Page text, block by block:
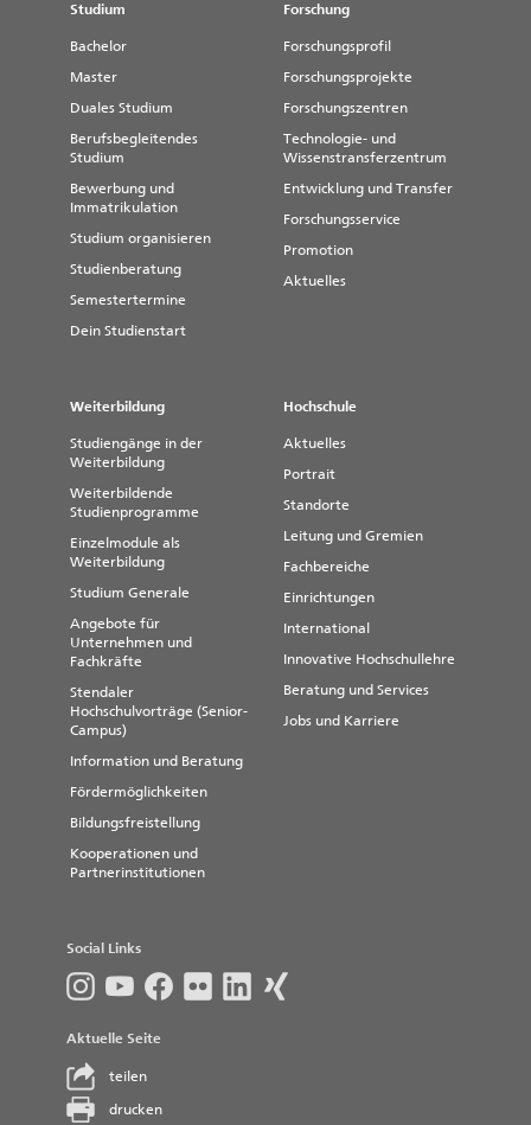
Studium
Bachelor
Master
Duales Studium
Berufsbegleitendes
Studium
Bewerbung und
Immatrikulation
Studium organisieren
Studienberatung
Semestertermine
Dein Studienstart
Forschung
Forschungsprofil
Forschungsprojekte
Forschungszentren
Technologie- und
Wissenstransferzentrum
Entwicklung und Transfer
Forschungsservice
Promotion
Aktuelles
Weiterbildung
Studiengänge in der
Weiterbildung
Weiterbildende
Studienprogramme
Einzelmodule als
Weiterbildung
Studium Generale
Angebote für
Unternehmen und
Fachkräfte
Stendaler
Hochschulvorträge (Senior-
Campus)
Information und Beratung
Fördermöglichkeiten
Bildungsfreistellung
Kooperationen und
Partnerinstitutionen
Hochschule
Aktuelles
Portrait
Standorte
Leitung und Gremien
Fachbereiche
Einrichtungen
International
Innovative Hochschullehre
Beratung und Services
Jobs und Karriere
Social Links
Aktuelle Seite
teilen
drucken